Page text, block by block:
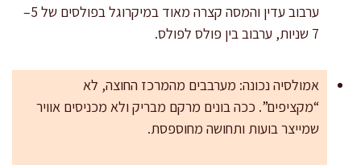
ערבוב עדין והמסה קצרה מאוד במיקרוגל בפולסים של 5–
7 שניות, ערבוב בין פולס לפולס.
אמולסיה נכונה: מערבבים מהמרכז החוצה, לא
“מקציפים”. ככה בונים מרקם מבריק ולא מכניסים אוויר
שמייצר בועות ותחושה מחוספסת.